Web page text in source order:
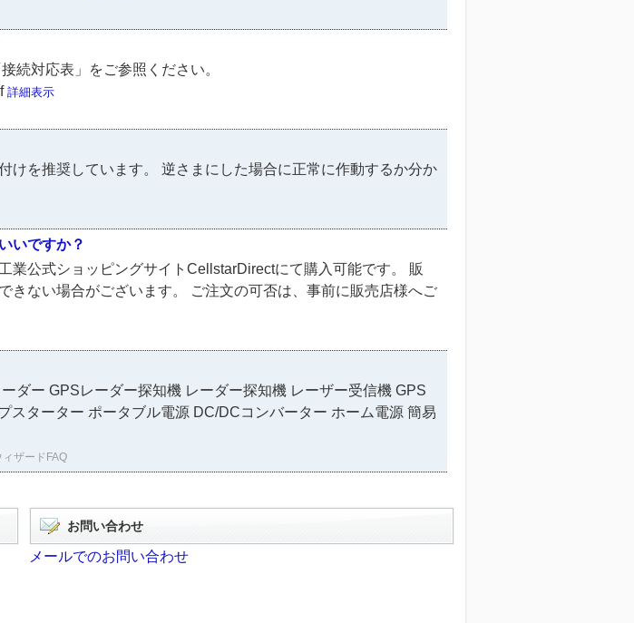
続対応表」をご参照ください。
詳細表示
けを推奨しています。 逆さまにした場合に正常に作動するか分か
いですか？
業公式ショッピングサイトCellstarDirectにて購入可能です。 販
きない場合がございます。 ご注文の可否は、事前に販売店様へご
ダー GPSレーダー探知機 レーダー探知機 レーザー受信機 GPS
スターター ポータブル電源 DC/DCコンバーター ホーム電源 簡易
ィザードFAQ
お問い合わせ
メールでのお問い合わせ